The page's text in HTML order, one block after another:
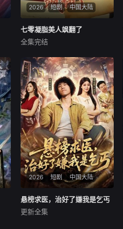
2026 短剧 中国大陆
七零凝脂美人飒翻了
程澄
暂无简介
七零凝脂美人飒翻了
全集完结
2026 短剧 中国大陆
悬榜求医，治好了嫌我是乞丐
师彬＆李婷
悬榜求医，治好了嫌我是乞丐
更新全集